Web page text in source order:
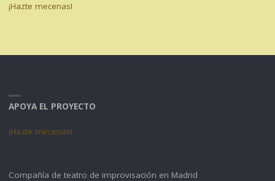
¡Hazte mecenas!
APOYA EL PROYECTO
¡Hazte mecenas!
Compañía de teatro de improvisación en Madrid